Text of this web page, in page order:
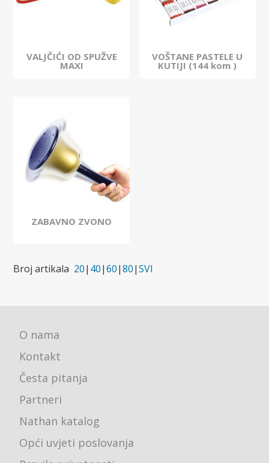
VALJČIĆI OD SPUŽVE
MAXI
VOŠTANE PASTELE U
KUTIJI (144 kom )
ZABAVNO ZVONO
Broj artikala 20| 40|60|80|SVI
O nama
Kontakt
Česta pitanja
Partneri
Nathan katalog
Opći uvjeti poslovanja